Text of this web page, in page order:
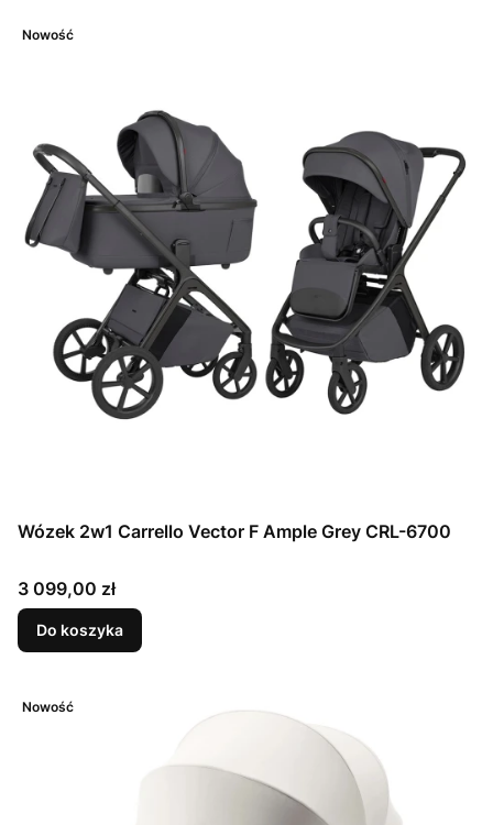
Nowość
Wózek 2w1 Carrello Vector F Ample Grey CRL-6700
Cena
3 099,00 zł
Do koszyka
Nowość